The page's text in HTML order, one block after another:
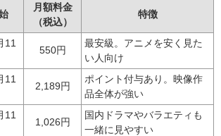
月額料金
（税込）
特徴
11
550円
最安級。アニメを安く見た
い人向け
11
2,189円
ポイント付与あり。映像作
品全体が強い
11
1,026円
国内ドラマやバラエティも
一緒に見やすい